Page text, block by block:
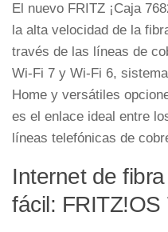
El nuevo FRITZ ¡Caja
la alta velocidad de la
través de las líneas de
Wi-Fi 7 y Wi-Fi 6,
Home y versátiles
es el enlace ideal entre
líneas telefónicas de
Internet de
fácil: FRITZ!OS